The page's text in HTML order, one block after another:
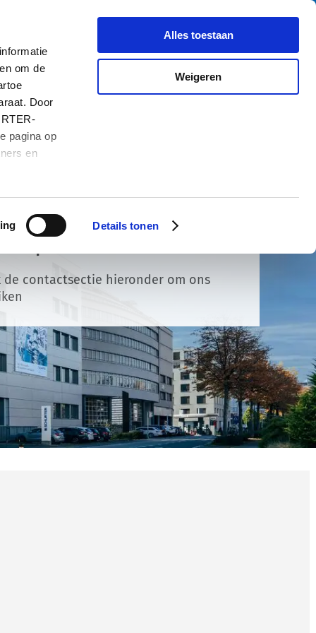
om de
Door
pagina op
en
Details tonen
Alles toestaan
Weigeren
Contact
de contactsectie hieronder om ons